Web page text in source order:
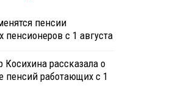
пенсии
пенсионеров с 1 августа
Косихина рассказала о
пенсий работающих с 1